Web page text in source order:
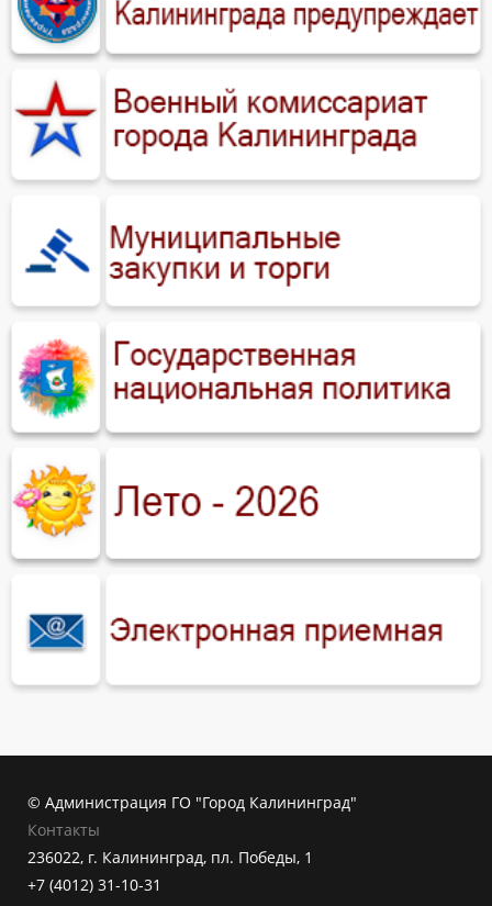
© Администрация ГО "Город Калининград"
Контакты
236022, г. Калининград, пл. Победы, 1
+7 (4012) 31-10-31